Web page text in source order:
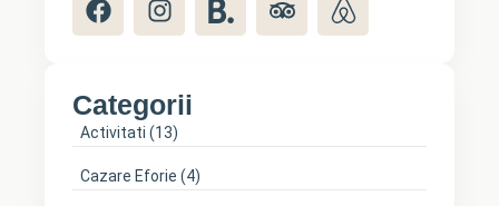
Categorii
Activitati (13)
Cazare Eforie (4)